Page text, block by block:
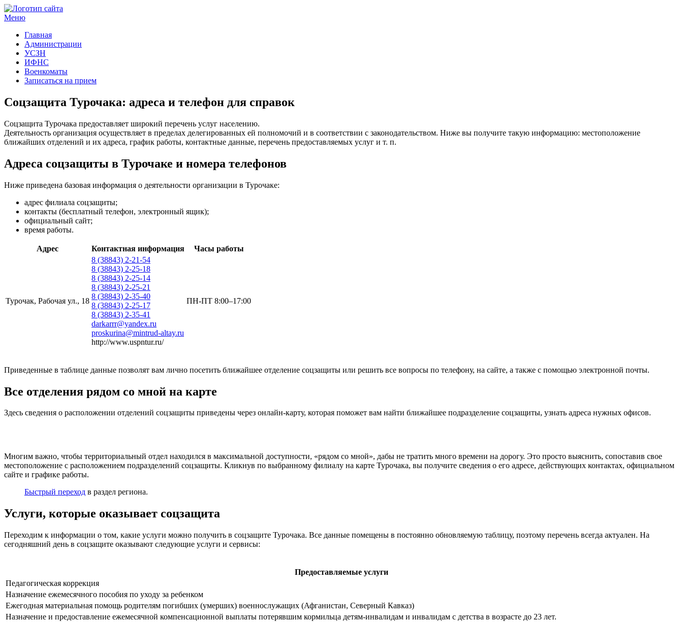
Меню
Главная
Администрации
УСЗН
ИФНС
Военкоматы
Записаться на прием
Соцзащита Турочака: адреса и телефон для справок
Соцзащита Турочака предоставляет широкий перечень услуг населению.
Деятельность организация осуществляет в пределах делегированных ей полномочий и в соответствии с законодательством. Ниже вы получите такую информацию: местоположение
ближайших отделений и их адреса, график работы, контактные данные, перечень предоставляемых услуг и т. п.
Адреса соцзащиты в Турочаке и номера телефонов
Ниже приведена базовая информация о деятельности организации в Турочаке:
адрес филиала соцзащиты;
контакты (бесплатный телефон, электронный ящик);
официальный сайт;
время работы.
Адрес Контактная информация Часы работы
Турочак, Рабочая ул., 18
8 (38843) 2-21-54
8 (38843) 2-25-18
8 (38843) 2-25-14
8 (38843) 2-25-21
8 (38843) 2-35-40
8 (38843) 2-25-17
8 (38843) 2-35-41
darkarrr@yandex.ru
proskurina@mintrud-altay.ru
http://www.uspntur.ru/
ПН-ПТ 8:00–17:00
Приведенные в таблице данные позволят вам лично посетить ближайшее отделение соцзащиты или решить все вопросы по телефону, на сайте, а также с помощью электронной почты.
Все отделения рядом со мной на карте
Здесь сведения о расположении отделений соцзащиты приведены через онлайн-карту, которая поможет вам найти ближайшее подразделение соцзащиты, узнать адреса нужных офисов.
Многим важно, чтобы территориальный отдел находился в максимальной доступности, «рядом со мной», дабы не тратить много времени на дорогу. Это просто выяснить, сопоставив свое
местоположение с расположением подразделений соцзащиты. Кликнув по выбранному филиалу на карте Турочака, вы получите сведения о его адресе, действующих контактах, официальном
сайте и графике работы.
Быстрый переход в раздел региона.
Услуги, которые оказывает соцзащита
Переходим к информации о том, какие услуги можно получить в соцзащите Турочака. Все данные помещены в постоянно обновляемую таблицу, поэтому перечень всегда актуален. На
сегодняшний день в соцзащите оказывают следующие услуги и сервисы:
Предоставляемые услуги
Педагогическая коррекция
Назначение ежемесячного пособия по уходу за ребенком
Ежегодная материальная помощь родителям погибших (умерших) военнослужащих (Афганистан, Северный Кавказ)
Назначение и предоставление ежемесячной компенсационной выплаты потерявшим кормильца детям-инвалидам и инвалидам с детства в возрасте до 23 лет.